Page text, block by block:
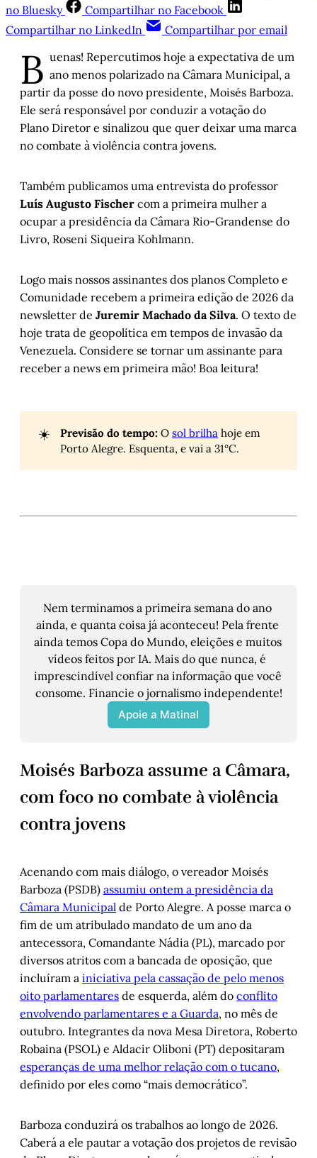
no Bluesky
Compartilhar no Facebook
Compartilhar no LinkedIn
Compartilhar por email
B uenas! Repercutimos hoje a expectativa de um
ano menos polarizado na Câmara Municipal, a
partir da posse do novo presidente, Moisés Barboza.
Ele será responsável por conduzir a votação do
Plano Diretor e sinalizou que quer deixar uma marca
no combate à violência contra jovens.
Também publicamos uma entrevista do professor
Luís Augusto Fischer com a primeira mulher a
ocupar a presidência da Câmara Rio-Grandense do
Livro, Roseni Siqueira Kohlmann.
Logo mais nossos assinantes dos planos Completo e
Comunidade recebem a primeira edição de 2026 da
newsletter de Juremir Machado da Silva. O texto de
hoje trata de geopolítica em tempos de invasão da
Venezuela. Considere se tornar um assinante para
receber a news em primeira mão! Boa leitura!
☀️ Previsão do tempo: Osol brilha hoje em
Porto Alegre. Esquenta, e vai a 31°C.
Nem terminamos a primeira semana do ano
ainda, e quanta coisa já aconteceu! Pela frente
ainda temos Copa do Mundo, eleições e muitos
vídeos feitos por IA. Mais do que nunca, é
imprescindível confiar na informação que você
consome. Financie o jornalismo independente!
Apoie a Matinal
Moisés Barboza assume a Câmara,
com foco no combate à violência
contra jovens
Acenando com mais diálogo, o vereador Moisés
Barboza (PSDB) assumiu ontem a presidência da
Câmara Municipal de Porto Alegre. A posse marca o
fim de um atribulado mandato de um ano da
antecessora, Comandante Nádia (PL), marcado por
diversos atritos com a bancada de oposição, que
incluíram a iniciativa pela cassação de pelo menos
oito parlamentares de esquerda, além do conflito
envolvendo parlamentares e a Guarda, no mês de
outubro. Integrantes da nova Mesa Diretora, Roberto
Robaina (PSOL) e Aldacir Oliboni (PT) depositaram
esperanças de uma melhor relação com o tucano,
definido por eles como “mais democrático”.
Barboza conduzirá os trabalhos ao longo de 2026.
Caberá a ele pautar a votação dos projetos de revisão